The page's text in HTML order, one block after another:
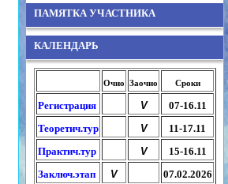
ПАМЯТКА УЧАСТНИКА
КАЛЕНДАРЬ
Очно Заочно Сроки
Регистрация V
07-16.11
Теоретич.тур
V
11-17.11
Практич.тур
V
15-16.11
Заключ.этап
V
07.02.2026